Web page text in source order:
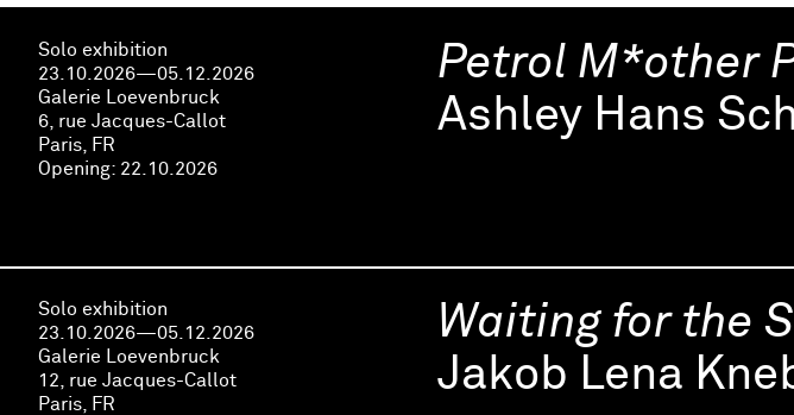
Petrol M*other
Ashley Hans
Solo exhibition
23.10.2026—05.12.2026
Galerie Loevenbruck
6, rue Jacques-Callot
Paris, FR
Opening: 22.10.2026
Waiting for the
Jakob Lena
Solo exhibition
23.10.2026—05.12.2026
Galerie Loevenbruck
12, rue Jacques-Callot
Paris, FR